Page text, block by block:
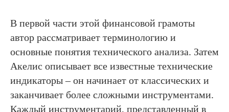
В первой части этой финансовой грамоты
автор рассматривает терминологию и
основные понятия технического анализа. Затем
Акелис описывает все известные технические
индикаторы – он начинает от классических и
заканчивает более сложными инструментами.
Каждый инструментарий, представленный в